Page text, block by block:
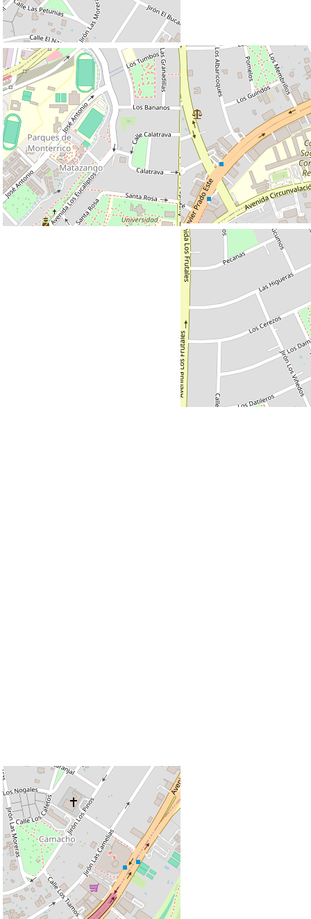
+−
Leaflet |©OpenStreetMap
Coordenadas:-12.073000,-76.965500
Cómo llegar
Publicado 30 de junio de 2021
16visitas